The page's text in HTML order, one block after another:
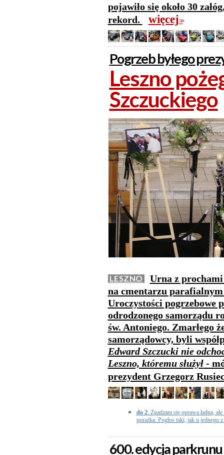
pojawiło się około 30
rekord.
więcej>>
Pogrzeb byłego
Leszno
Szczuckiego
LESZNO
Urna z prochami
na cmentarzu
Uroczystości pogrzebowe
odrodzonego samorządu
św. Antoniego. Zmarłego
samorządowcy, byli
Edward Szczucki nie
Leszno, któremu służył-
prezydent Grzegorz
do 2: Zgadzam się oprawa ładna,
porażka. Pogłos taki, jak u jednego
600. edycja